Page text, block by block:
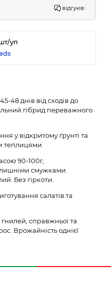
відгуків:
уп
48 днів від сходів до
гібрид переважного
у відкритому ґрунті та
теплицями.
90-100г,
смужками.
Без гіркоти.
салатів та
справжньої та
Врожайність однієї